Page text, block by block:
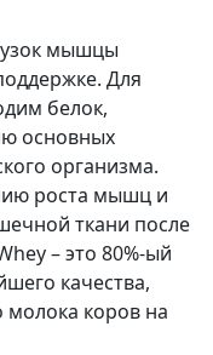
мышцы
Для
белок,
основных
организма.
роста мышц и
ткани после
– это 80%-ый
качества,
молока коров на